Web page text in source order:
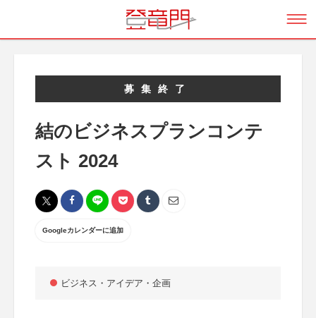
募集終了
結のビジネスプランコンテ
スト 2024
Googleカレンダーに追加
ビジネス・アイデア・企画